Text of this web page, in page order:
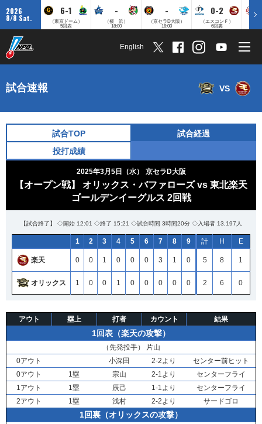
2026
8/8 Sat.
6-1
（東京ドーム）
5回表
-
（横 浜）
18:00
-
（京セラD大阪）
18:00
0-2
（エスコンＦ）
6回裏
English
試合速報 VS
試合TOP
試合経過
投打成績
2025年3月5日（水） 京セラD大阪
【オープン戦】 オリックス・バファローズ vs 東北楽天
ゴールデンイーグルス 2回戦
【試合終了】 ◇開始 12:01 ◇終了 15:21 ◇試合時間 3時間20分 ◇入場者 13,197人
1 2 3 4 5 6 7 8 9 計 H E
楽天 0 0 1 0 0 0 3 1 0 5 8 1
オリックス 1 0 0 1 0 0 0 0 0 2 6 0
アウト 塁上 打者 カウント 結果
1回表（楽天の攻撃）
（先発投手）
片山
0アウト
小深田 2-2より
センター前ヒット
0アウト
1塁 宗山 2-1より
センターフライ
1アウト
1塁 辰己 1-1より
センターフライ
2アウト
1塁 浅村 2-2より サードゴロ
1回裏（オリックスの攻撃）